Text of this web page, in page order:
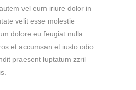
vel eum iriure dolor in
velit esse molestie
dolore eu feugiat nulla
et accumsan et iusto odio
praesent luptatum zzril